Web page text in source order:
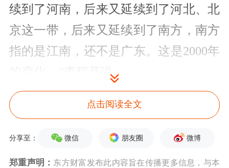
续到了河南，后来又延续到了河北、北
京这一带，后来又延续到了南方，南方
指的是江南，还不是广东。这是2000年
的变化。”李稻葵说。
2000年的尺度有什么基本的规律？李稻
葵认为，基本的规律是我们人类技术进
步，卫生条件改进了以后，我们人类是
从过去习惯于在寒带和温带生活，会转
点击阅读全文
分享至： 微信 朋友圈 微博
郑重声明： 东方财富发布此内容旨在传播更多信息，与本